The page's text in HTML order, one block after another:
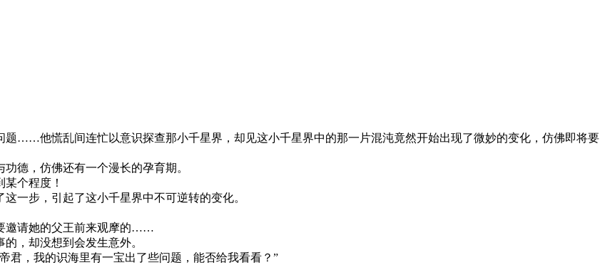
……他慌乱间连忙以意识探查那小千星界，却见这小千星界中的那一片混沌竟然开始出现了微妙的变化，仿佛即将要
德，仿佛还有一个漫长的孕育期。
个程度！
一步，引起了这小千星界中不可逆转的变化。
邀请她的父王前来观摩的……
，却没想到会发生意外。
君，我的识海里有一宝出了些问题，能否给我看看？”